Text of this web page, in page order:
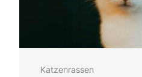
Katzenrassen